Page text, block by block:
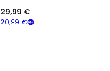
20,99 €
29,99 €